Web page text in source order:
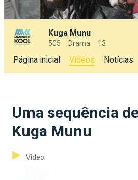
Kuga Munu
505 Drama 13
Página inicial Vídeos Notícias
Uma sequência
Kuga Munu
Video